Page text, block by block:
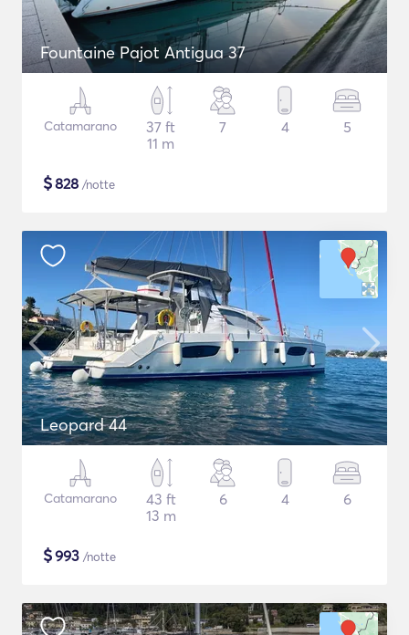
Fountaine Pajot Antigua 37
Catamarano
37 ft
11 m
7 4 5
$828 /notte
Leopard 44
Catamarano
43 ft
13 m
6 4 6
$993 /notte